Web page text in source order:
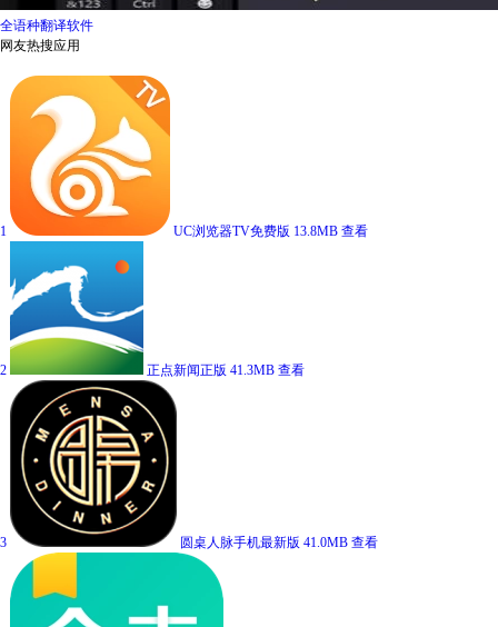
全语种翻译软件
网友热搜应用
1 UC浏览器TV免费版 13.8MB 查看
2 正点新闻正版 41.3MB 查看
3 圆桌人脉手机最新版 41.0MB 查看